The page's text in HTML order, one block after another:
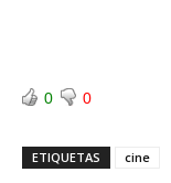
0 0
ETIQUETAS cine